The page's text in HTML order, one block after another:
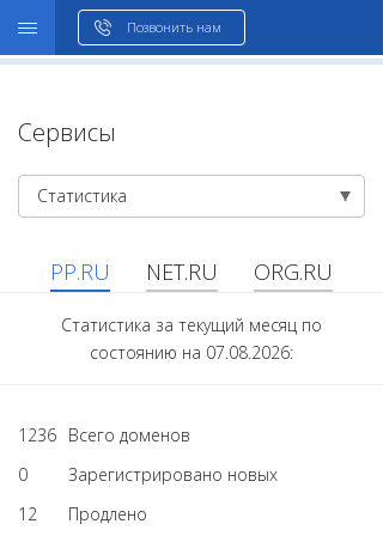
Позвонить нам
Сервисы
Статистика
PP.RU NET.RU ORG.RU
Статистика за текущий месяц по
состоянию на 07.08.2026:
1236 Всего доменов
0
Зарегистрировано новых
12
Продлено